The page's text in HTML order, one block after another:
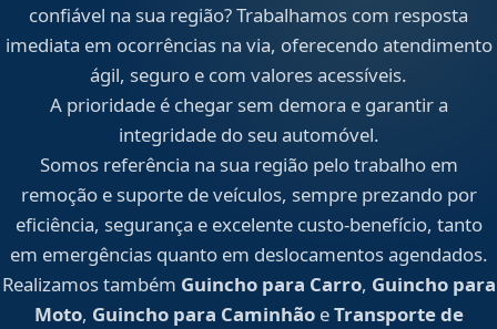
confiável na sua região? Trabalhamos com resposta
imediata em ocorrências na via, oferecendo atendimento
ágil, seguro e com valores acessíveis.
A prioridade é chegar sem demora e garantir a
integridade do seu automóvel.
Somos referência na sua região pelo trabalho em
remoção e suporte de veículos, sempre prezando por
eficiência, segurança e excelente custo-benefício, tanto
em emergências quanto em deslocamentos agendados.
Realizamos também Guincho para Carro, Guincho para
Moto, Guincho para CaminhãoeTransporte de